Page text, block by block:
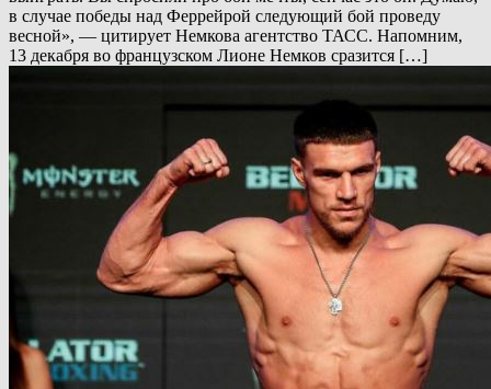
в случае победы над Феррейрой следующий бой проведу
весной», — цитирует Немкова агентство ТАСС. Напомним,
13 декабря во французском Лионе Немков сразится […]